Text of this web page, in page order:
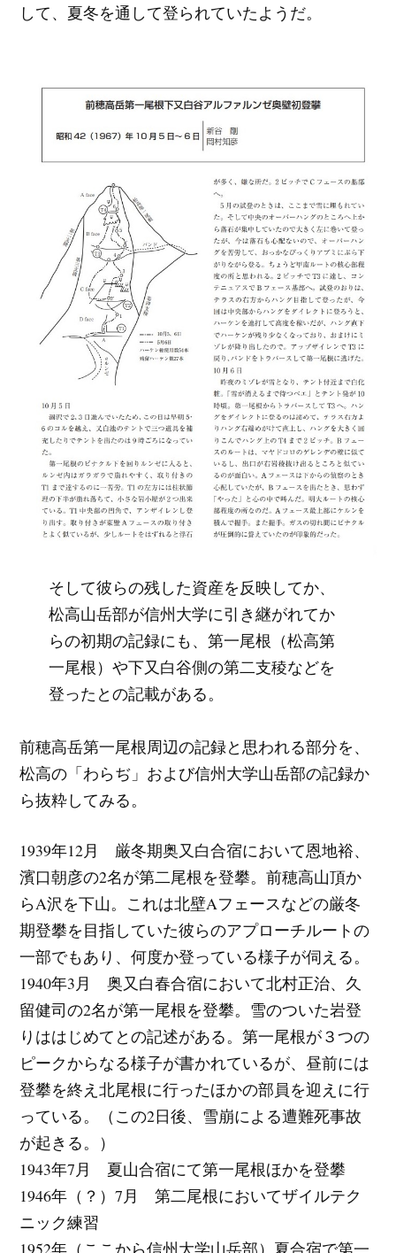
して、夏冬を通して登られていたようだ。
そして彼らの残した資産を反映してか、
松高山岳部が信州大学に引き継がれてか
らの初期の記録にも、第一尾根（松高第
一尾根）や下又白谷側の第二支稜などを
登ったとの記載がある。
前穂高岳第一尾根周辺の記録と思われる部分を、
松高の「わらぢ」および信州大学山岳部の記録か
ら抜粋してみる。
1939年12月 厳冬期奥又白合宿において恩地裕、
濱口朝彦の2名が第二尾根を登攀。前穂高山頂か
らA沢を下山。これは北壁Aフェースなどの厳冬
期登攀を目指していた彼らのアプローチルートの
一部でもあり、何度か登っている様子が伺える。
1940年3月 奥又白春合宿において北村正治、久
留健司の2名が第一尾根を登攀。雪のついた岩登
りははじめてとの記述がある。第一尾根が３つの
ピークからなる様子が書かれているが、昼前には
登攀を終え北尾根に行ったほかの部員を迎えに行
っている。（この2日後、雪崩による遭難死事故
が起きる。）
1943年7月 夏山合宿にて第一尾根ほかを登攀
1946年（？）7月 第二尾根においてザイルテク
ニック練習
1952年（ここから信州大学山岳部）夏合宿で第一